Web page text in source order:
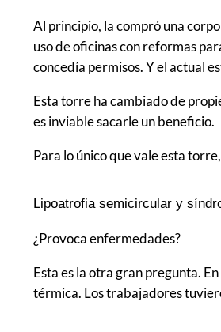
Al principio, la compró una
uso de oficinas con reformas
concedía permisos. Y el actual
Esta torre ha cambiado de
es inviable sacarle un beneficio.
Para lo único que vale esta
Lipoatrofia semicircular y
¿Provoca enfermedades?
Esta es la otra gran pregunta.
térmica. Los trabajadores